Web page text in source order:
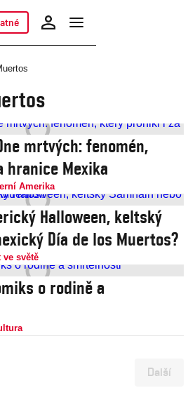
mrtvých: fenomén,
Mexika
Amerika
Halloween, keltský
Día de los Muertos?
ve světě
o rodině a
Další